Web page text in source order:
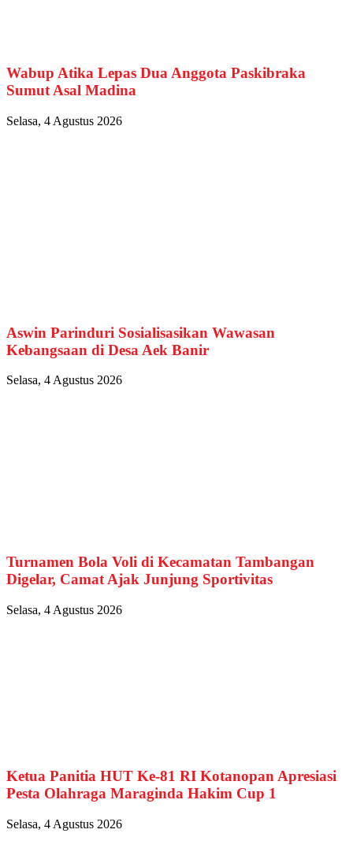
Wabup Atika Lepas Dua Anggota Paskibraka
Sumut Asal Madina
Selasa, 4 Agustus 2026
Aswin Parinduri Sosialisasikan Wawasan
Kebangsaan di Desa Aek Banir
Selasa, 4 Agustus 2026
Turnamen Bola Voli di Kecamatan Tambangan
Digelar, Camat Ajak Junjung Sportivitas
Selasa, 4 Agustus 2026
Ketua Panitia HUT Ke-81 RI Kotanopan Apresiasi
Pesta Olahraga Maraginda Hakim Cup 1
Selasa, 4 Agustus 2026